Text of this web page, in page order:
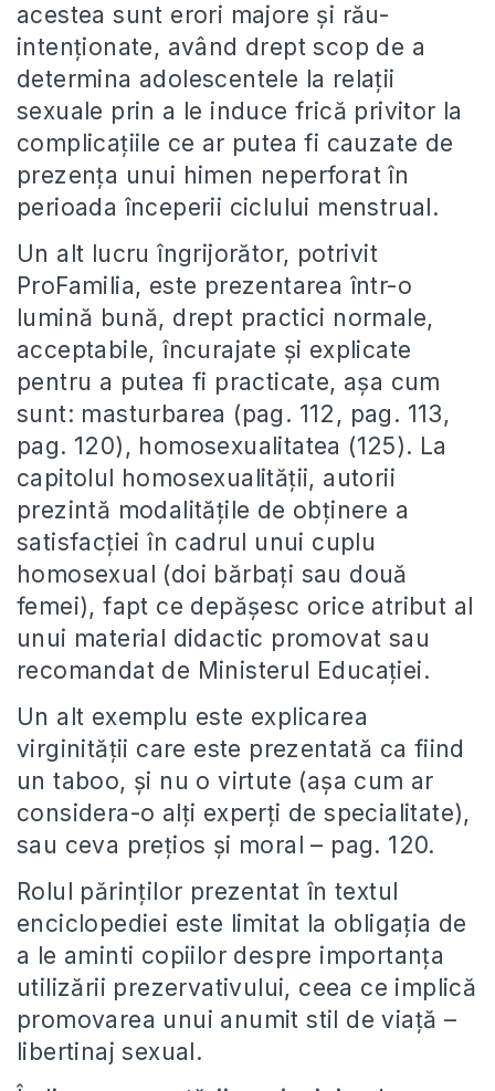
acestea sunt erori majore și rău-
intenționate, având drept scop de a
determina adolescentele la relații
sexuale prin a le induce frică privitor la
complicațiile ce ar putea fi cauzate de
prezența unui himen neperforat în
perioada începerii ciclului menstrual.
Un alt lucru îngrijorător, potrivit
ProFamilia, este prezentarea într-o
lumină bună, drept practici normale,
acceptabile, încurajate și explicate
pentru a putea fi practicate, așa cum
sunt: masturbarea (pag. 112, pag. 113,
pag. 120), homosexualitatea (125). La
capitolul homosexualității, autorii
prezintă modalitățile de obținere a
satisfacției în cadrul unui cuplu
homosexual (doi bărbați sau două
femei), fapt ce depășesc orice atribut al
unui material didactic promovat sau
recomandat de Ministerul Educației.
Un alt exemplu este explicarea
virginității care este prezentată ca fiind
un taboo, și nu o virtute (așa cum ar
considera-o alți experți de specialitate),
sau ceva prețios și moral – pag. 120.
Rolul părinților prezentat în textul
enciclopediei este limitat la obligația de
a le aminti copiilor despre importanța
utilizării prezervativului, ceea ce implică
promovarea unui anumit stil de viață –
libertinaj sexual.